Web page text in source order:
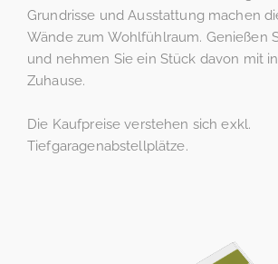
Grundrisse und Ausstattung machen
Wände zum Wohlfühlraum. Genießen
und nehmen Sie ein Stück davon mit
Zuhause.
Die Kaufpreise verstehen sich exkl.
Tiefgaragenabstellplätze.